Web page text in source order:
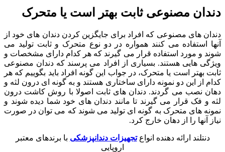
دندان مصنوعی ثابت بهتر است یا متحرک
دندان های مصنوعی که افراد برای جایگزین کردن دندان های خود از
آنها استفاده می کنند همواره در دو نوع متحرک و ثابت تولید می
شوند و مورد استفاده قرار می گیرند که هر کدام دارای مشخصات و
ویژگی هایی هستند. بسیاری از افراد می پرسند که دندان مصنوعی
ثابت بهتر است یا متحرک، در جواب این گونه افراد باید بگوییم که هر
کدام از این دو نمونه دارای ساختاری هستند و به گونه ای درون لثه و
دهان نصب می گردند. دندان های ثابت اصولا با روش کاشت درون
لثه و فک قرار می گیرند تا مانند دندان های خود شما دیده شوند و
نمونه های متحرک به گونه ای تولید می شوند که می توان در صورت
نیاز آنها را از دهان خارج کرد.
دنتلند ارائه دهنده انواعتجهیزات دندانپزشکی با برندهای معتبر
اروپایی